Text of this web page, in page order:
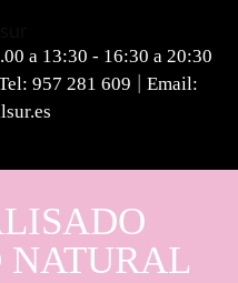
a 13:30 - 16:30 a 20:30
957 281 609
Email:
NATURAL